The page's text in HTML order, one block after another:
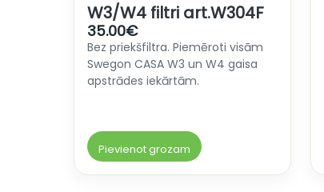
W3/W4 filtri art.W304F
35.00€
Bez priekšfiltra. Piemēroti visām
Swegon CASA W3 un W4 gaisa
apstrādes iekārtām.
Pievienot grozam